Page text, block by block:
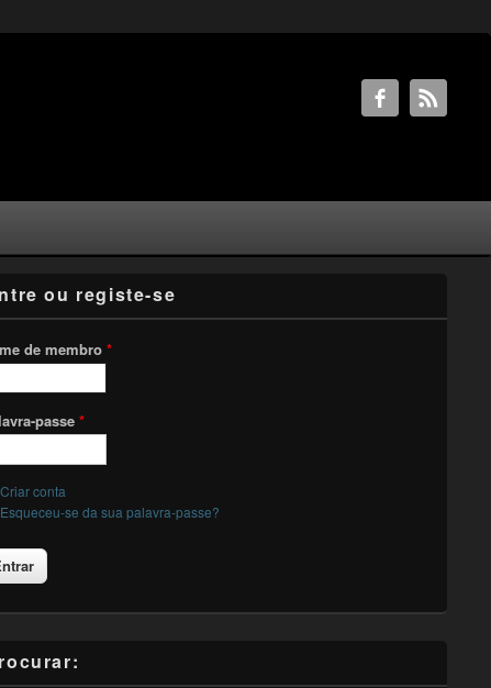
ou registe-se
de membro *
passe *
Criar conta
Esqueceu-se da sua palavra-passe?